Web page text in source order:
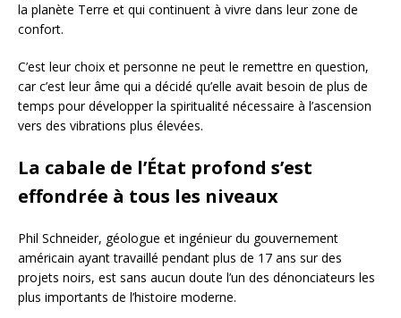
la planète Terre et qui continuent à vivre dans leur zone de
confort.
C’est leur choix et personne ne peut le remettre en question,
car c’est leur âme qui a décidé qu’elle avait besoin de plus de
temps pour développer la spiritualité nécessaire à l’ascension
vers des vibrations plus élevées.
La cabale de l’État profond s’est
effondrée à tous les niveaux
Phil Schneider, géologue et ingénieur du gouvernement
américain ayant travaillé pendant plus de 17 ans sur des
projets noirs, est sans aucun doute l’un des dénonciateurs les
plus importants de l’histoire moderne.